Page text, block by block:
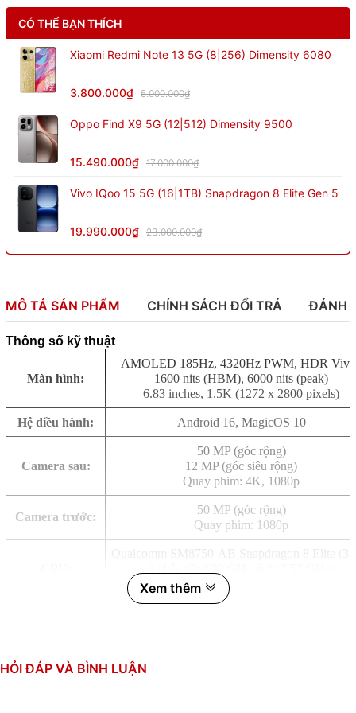
CÓ THỂ BẠN THÍCH
Xiaomi Redmi Note 13 5G (8|256) Dimensity 6080
3.800.000₫ 5.000.000₫
Oppo Find X9 5G (12|512) Dimensity 9500
15.490.000₫ 17.000.000₫
Vivo IQoo 15 5G (16|1TB) Snapdragon 8 Elite Gen 5
19.990.000₫ 23.000.000₫
MÔ TẢ SẢN PHẨM CHÍNH SÁCH ĐỔI TRẢ ĐÁNH
Thông số kỹ thuật
Màn hình:
AMOLED 185Hz, 4320Hz PWM, HDR
1600 nits (HBM), 6000 nits (peak)
6.83 inches, 1.5K (1272 x 2800 pixels)
Hệ điều hành: Android 16, MagicOS 10
Camera sau:
50 MP (góc rộng)
12 MP (góc siêu rộng)
Quay phim: 4K, 1080p
Camera trước:
50 MP (góc rộng)
Quay phim: 1080p
Qualcomm SM8750-AB Snapdragon 8 Elite (3
GPU: Adreno 830
Thẻ SIM:
Xem thêm
HỎI ĐÁP VÀ BÌNH LUẬN